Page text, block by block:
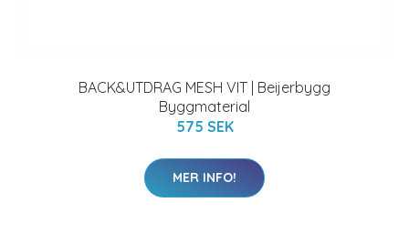
BACK&UTDRAG MESH VIT | Beijerbygg
Byggmaterial
575 SEK
MER INFO!